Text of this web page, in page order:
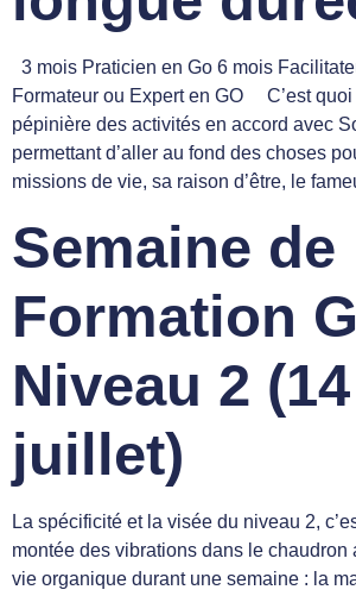
3 mois Praticien en Go 6 mois
Formateur ou Expert en GO C’est quoi
pépinière des activités en accord avec
permettant d’aller au fond des choses
missions de vie, sa raison d’être, le
Semaine de
Formation
Niveau 2 (14
juillet)
La spécificité et la visée du niveau 2,
montée des vibrations dans le chaudron
vie organique durant une semaine : la